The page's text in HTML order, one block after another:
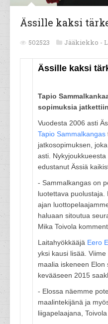
Ässille kaksi
502523 Jääkiekko -
Ässille kaksi
Tapio
sopimuksia jatkettiin
Vuodesta 2006 asti
Tapio Sammalkangas
jatkosopimuksen,
asti.
edustanut Ässiä
- Sammalkangas on
luotettava puolustaja.
ajan
haluaan sitoutua
Mika Toivola
Laitahyökkääjä Eero
yksi kausi lisää.
maalia iskeneen
kevääseen 2015
- Elossa näemme
maalintekijänä ja
liigapelaajana,